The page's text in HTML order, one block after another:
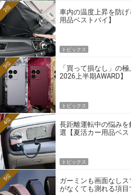
車内の温度上昇を防
用品ベストバイ】
2位
トピックス
「買って損なし」の
2026上半期AWARD】
3位
トピックス
長距離運転中の悩み
選【夏活カー用品ベス
4位
トピックス
ガーミンも画面なし
がなくても測れる項目
5位